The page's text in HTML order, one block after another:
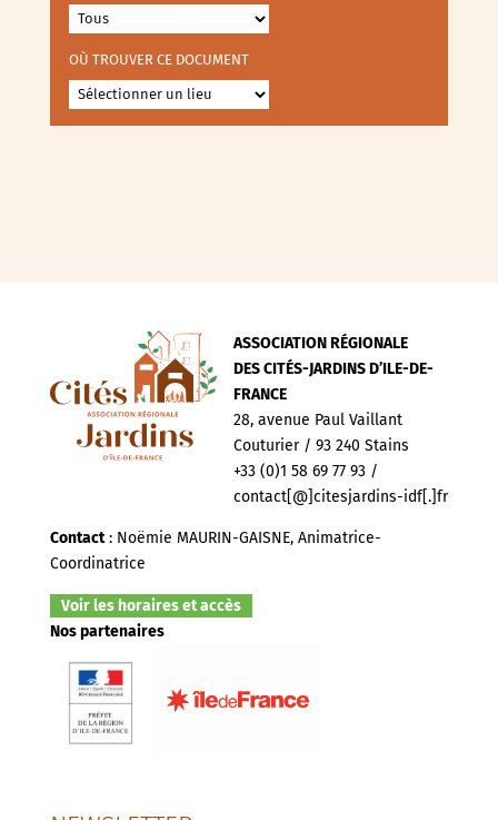
OÙ TROUVER CE DOCUMENT
ASSOCIATION RÉGIONALE
DES CITÉS-JARDINS D’ILE-DE-
FRANCE
28, avenue Paul Vaillant
Couturier / 93 240 Stains
+33 (0)1 58 69 77 93 /
contact[@]citesjardins-idf[.]fr
Contact: Noëmie MAURIN-GAISNE, Animatrice-
Coordinatrice
Voir les horaires et accès
Nos partenaires